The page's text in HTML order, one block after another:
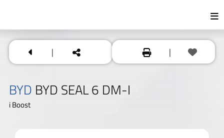
| |
BYD BYD SEAL 6 DM-I
i Boost